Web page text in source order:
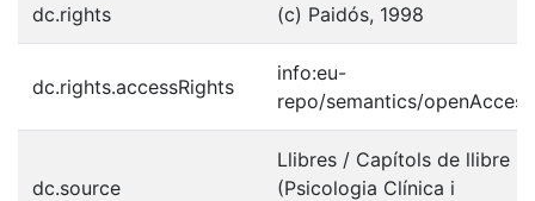
dc.rights (c) Paidós, 1998
dc.rights.accessRights
info:eu-
repo/semantics/openAccess
dc.source
Llibres / Capítols de llibre
(Psicologia Clínica i